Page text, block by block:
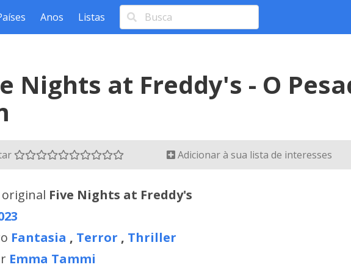
Anos Listas
Nights at Freddy's - O
Adicionar à sua lista de interesses
Five Nights at Freddy's
Fantasia , Terror , Thriller
Emma Tammi